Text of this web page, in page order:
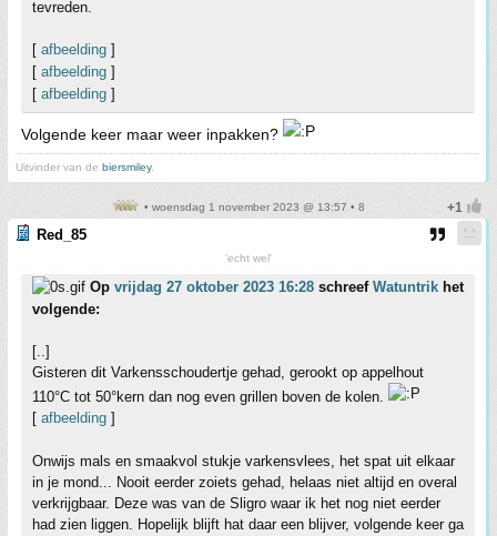
tevreden.
[ afbeelding ]
[ afbeelding ]
[ afbeelding ]
Volgende keer maar weer inpakken?
Uitvinder van de biersmiley.
• woensdag 1 november 2023 @ 13:57 • 8
Red_85
'echt wel'
Op vrijdag 27 oktober 2023 16:28 schreef Watuntrik het
volgende:
[..]
Gisteren dit Varkensschoudertje gehad, gerookt op appelhout
110°C tot 50°kern dan nog even grillen boven de kolen.
[ afbeelding ]
Onwijs mals en smaakvol stukje varkensvlees, het spat uit elkaar
in je mond... Nooit eerder zoiets gehad, helaas niet altijd en overal
verkrijgbaar. Deze was van de Sligro waar ik het nog niet eerder
had zien liggen. Hopelijk blijft hat daar een blijver, volgende keer ga